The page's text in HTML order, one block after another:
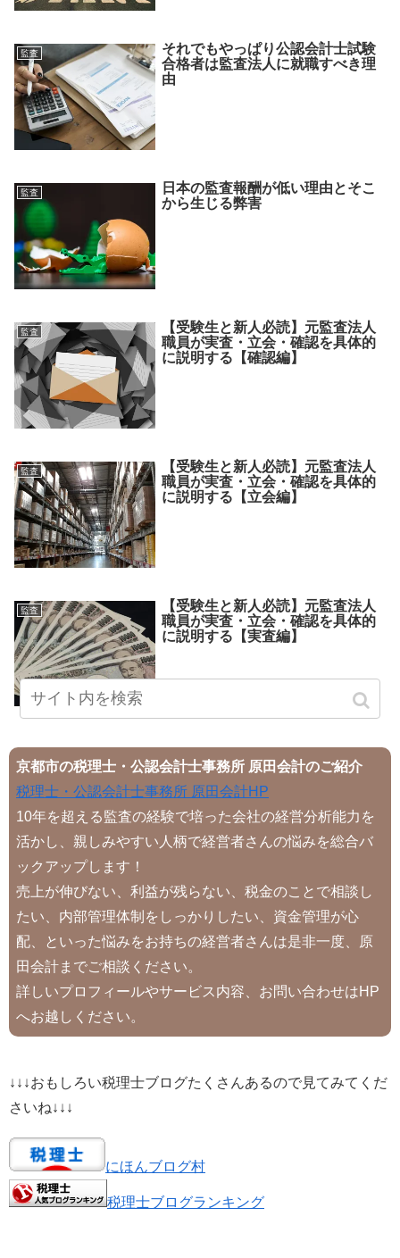
監査
それでもやっぱり公認会計士試験
合格者は監査法人に就職すべき理
由
監査
日本の監査報酬が低い理由とそこ
から生じる弊害
監査
【受験生と新人必読】元監査法人
職員が実査・立会・確認を具体的
に説明する【確認編】
監査
【受験生と新人必読】元監査法人
職員が実査・立会・確認を具体的
に説明する【立会編】
監査
【受験生と新人必読】元監査法人
職員が実査・立会・確認を具体的
に説明する【実査編】
京都市の税理士・公認会計士事務所 原田会計のご紹介
税理士・公認会計士事務所 原田会計HP
10年を超える監査の経験で培った会社の経営分析能力を
活かし、親しみやすい人柄で経営者さんの悩みを総合バ
ックアップします！
売上が伸びない、利益が残らない、税金のことで相談し
たい、内部管理体制をしっかりしたい、資金管理が心
配、といった悩みをお持ちの経営者さんは是非一度、原
田会計までご相談ください。
詳しいプロフィールやサービス内容、お問い合わせはHP
へお越しください。
↓↓↓おもしろい税理士ブログたくさんあるので見てみてくだ
さいね↓↓↓
にほんブログ村
税理士ブログランキング